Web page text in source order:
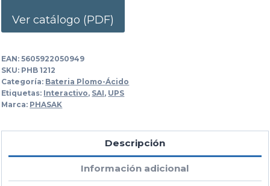
Ver catálogo (PDF)
EAN:5605922050949
SKU: PHB 1212
Categoría: Bateria Plomo-Ácido
Etiquetas: Interactivo, SAI, UPS
Marca: PHASAK
Descripción
Información adicional